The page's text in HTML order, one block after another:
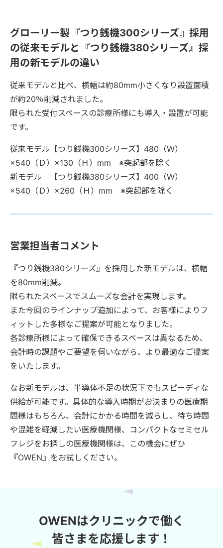
グローリー製『つり銭機300シリーズ』採用
の従来モデルと『つり銭機380シリーズ』採
用の新モデルの違い
従来モデルと比べ、横幅は約80mm小さくなり設置面積
が約20％削減されました。
限られた受付スペースの診療所様にも導入・設置が可能
です。
従来モデル【つり銭機300シリーズ】480（Ｗ）
×540（Ｄ）×130（Ｈ）mm ※突起部を除く
新モデル 【つり銭機380シリーズ】400（Ｗ）
×540（Ｄ）×260（Ｈ）mm ※突起部を除く
営業担当者コメント
『つり銭機380シリーズ』を採用した新モデルは、横幅
を80mm削減。
限られたスペースでスムーズな会計を実現します。
また今回のラインナップ追加によって、お客様によりフ
ィットした多様なご提案が可能となりました。
各診療所様によって確保できるスペースは異なるため、
会計時の課題やご要望を伺いながら、より最適なご提案
をいたします。
なお新モデルは、半導体不足の状況下でもスピーディな
供給が可能です。具体的な導入時期がお決まりの医療期
間様はもちろん、会計にかかる時間を減らし、待ち時間
や混雑を軽減したい医療機関様、コンパクトなセミセル
フレジをお探しの医療機関様は、この機会にぜひ
『OWEN』をお試しください。
OWENはクリニックで働く
皆さまを応援します！